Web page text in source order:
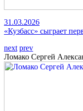
31.03.2026
«Кузбасс» сыграет
next prev
Ломако Сергей